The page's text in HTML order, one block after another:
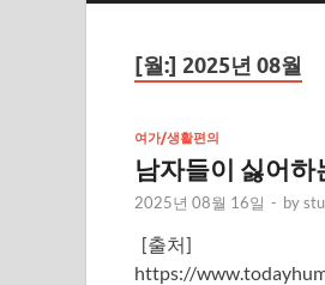
[월:] 2025년 08월
여가/생활편의
남자들이 싫어하
2025년 08월 16일 - by
[출처]
https://